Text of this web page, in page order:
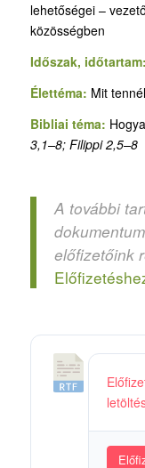
lehetőségei –
közösségben
Időszak, időtartam:
Élettéma: Mit
Bibliai téma:
3,1–8; Filippi 2,5–8
A további
előfizetőink
1
M